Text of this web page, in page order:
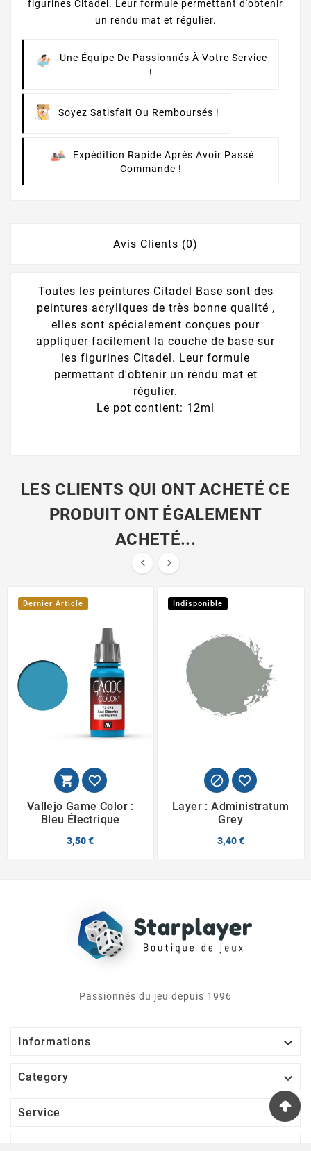
figurines Citadel. Leur formule permettant d'obtenir
un rendu mat et régulier.
Une Équipe De Passionnés À Votre Service
!
Soyez Satisfait Ou Remboursés !
Expédition Rapide Après Avoir Passé
Commande !
Avis Clients (0)
Toutes les peintures Citadel Base sont des
peintures acryliques de très bonne qualité ,
elles sont spécialement conçues pour
appliquer facilement la couche de base sur
les figurines Citadel. Leur formule
permettant d'obtenir un rendu mat et
régulier.
Le pot contient: 12ml
LES CLIENTS QUI ONT ACHETÉ CE
PRODUIT ONT ÉGALEMENT
ACHETÉ...
 
Dernier Article
 
Vallejo Game Color :
Bleu Électrique
3,50 €
Indisponible
 
Layer : Administratum
Grey
3,40 €
Passionnés du jeu depuis 1996
Informations 
Category 
Service 